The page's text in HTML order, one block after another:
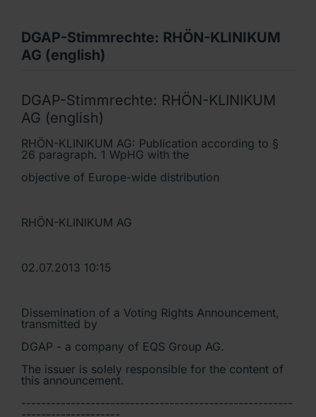
DGAP-Stimmrechte: RHÖN-KLINIKUM
AG (english)
DGAP-Stimmrechte: RHÖN-KLINIKUM
AG (english)
RHÖN-KLINIKUM AG: Publication according to §
26 paragraph. 1 WpHG with the
objective of Europe-wide distribution
RHÖN-KLINIKUM AG
02.07.2013 10:15
Dissemination of a Voting Rights Announcement,
transmitted by
DGAP - a company of EQS Group AG.
The issuer is solely responsible for the content of
this announcement.
-------------------------------------------------------